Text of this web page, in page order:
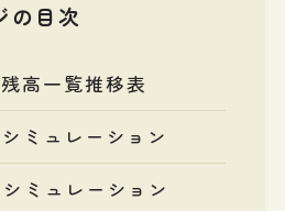
の目次
高一覧推移表
ミュレーション
ミュレーション